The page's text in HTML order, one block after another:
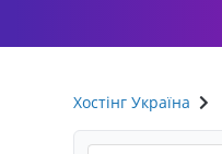
Хостінг Україна